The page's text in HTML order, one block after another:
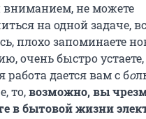
не можете
на одной задаче,
плохо запоминаете
очень быстро
дается вам с бо
то,возможно, вы
в бытовой жизни